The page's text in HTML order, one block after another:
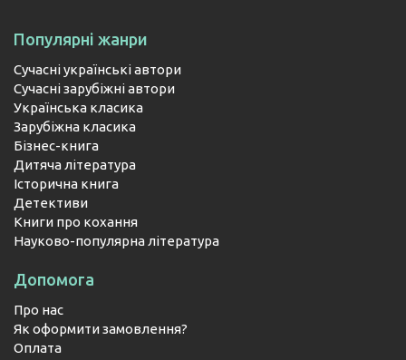
Популярні жанри
Сучасні українські автори
Сучасні зарубіжні автори
Українська класика
Зарубіжна класика
Бізнес-книга
Дитяча література
Історична книга
Детективи
Книги про кохання
Науково-популярна література
Допомога
Про нас
Як оформити замовлення?
Оплата